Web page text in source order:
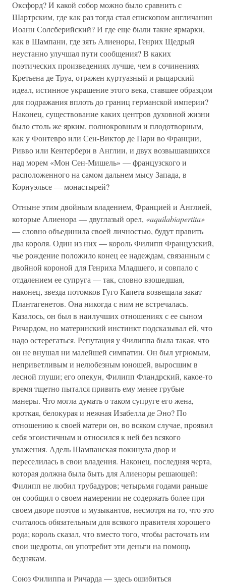
Оксфорд? И какой собор можно было сравнить с
Шартрским, где как раз тогда стал епископом англичанин
Иоанн Солсберийский? И где еще были такие ярмарки,
как в Шампани, где зять Алиеноры, Генрих Щедрый
неустанно улучшал пути сообщения? В каких
поэтических произведениях лучше, чем в сочинениях
Кретьена де Труа, отражен куртуазный и рыцарский
идеал, истинное украшение этого века, ставшее образцом
для подражания вплоть до границ германской империи?
Наконец, существование каких центров духовной жизни
было столь же ярким, полнокровным и плодотворным,
как у Фонтевро или Сен-Виктор де Пари во Франции,
Ривво или Кентербери в Англии, и двух возвышавшихся
над морем «Мон Сен-Мишель» — французского и
расположенного на самом дальнем мысу Запада, в
Корнуэльсе — монастырей?
Отныне этим двойным владением, Францией и Англией,
которые Алиенора — двуглазый орел, «aquilabiapertita»
— словно объединила своей личностью, будут править
два короля. Один из них — король Филипп Французский,
чье рождение положило конец ее надеждам, связанным с
двойной короной для Генриха Младшего, и совпало с
отдалением ее супруга — так, словно взошедшая,
наконец, звезда потомков Гуго Капета возвещала закат
Плантагенетов. Она никогда с ним не встречалась.
Казалось, он был в наилучших отношениях с ее сыном
Ричардом, но материнский инстинкт подсказывал ей, что
надо остерегаться. Репутация у Филиппа была такая, что
он не внушал ни малейшей симпатии. Он был угрюмым,
неприветливым и нелюбезным юношей, выросшим в
лесной глуши; его опекун, Филипп Фландрский, какое-то
время тщетно пытался привить ему менее грубые
манеры. Что могла думать о таком супруге его жена,
кроткая, белокурая и нежная Изабелла де Эно? По
отношению к своей матери он, во всяком случае, проявил
себя эгоистичным и относился к ней без всякого
уважения. Адель Шампанская покинула двор и
переселилась в свои владения. Наконец, последняя черта,
которая должна была быть для Алиеноры решающей:
Филипп не любил трубадуров; четырьмя годами раньше
он сообщил о своем намерении не содержать более при
своем дворе поэтов и музыкантов, несмотря на то, что это
считалось обязательным для всякого правителя хорошего
рода; король сказал, что вместо того, чтобы расточать им
свои щедроты, он употребит эти деньги на помощь
беднякам.
Союз Филиппа и Ричарда — здесь ошибиться